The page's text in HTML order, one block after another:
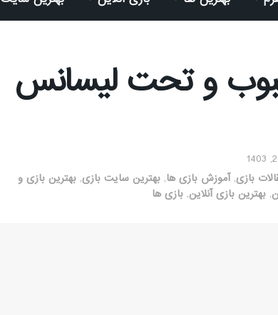
و تحت لیسانس
بازی,آموزش بازی ها, بهترین سایت بازی, بهترین بازی و
, بهترین بازی آنلاین, بازی ها